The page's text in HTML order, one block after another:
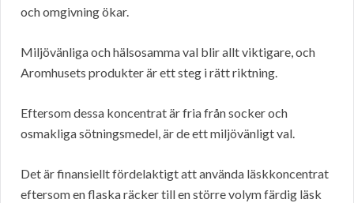
och omgivning ökar.
Miljövänliga och hälsosamma val blir allt viktigare, och
Aromhusets produkter är ett steg i rätt riktning.
Eftersom dessa koncentrat är fria från socker och
osmakliga sötningsmedel, är de ett miljövänligt val.
Det är finansiellt fördelaktigt att använda läskkoncentrat
eftersom en flaska räcker till en större volym färdig läsk